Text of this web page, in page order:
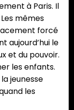
à Paris. Il
mêmes
forcé
aujourd’hui le
et du pouvoir.
les enfants.
jeunesse
les